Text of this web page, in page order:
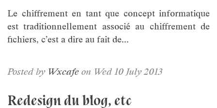
Le chiffrement en tant que concept informatique
est traditionnellement associé au chiffrement de
fichiers, c’est a dire au fait de...
Posted by Wxcafe on Wed 10 July 2013
Redesign du blog, etc